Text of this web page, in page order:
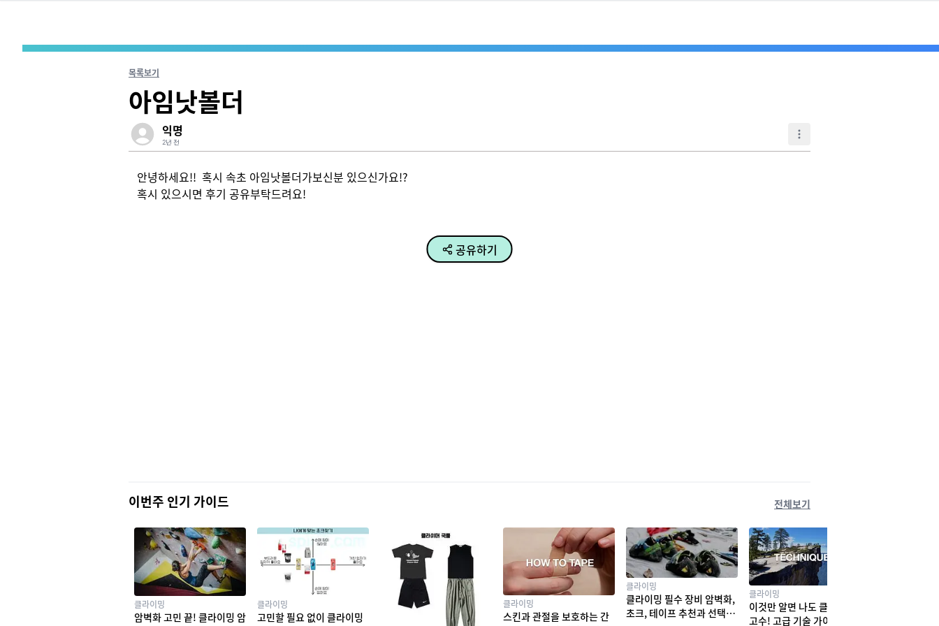
목록보기
아임낫볼더
익명
2년 전
안녕하세요!!  혹시 속초 아임낫볼더가보신분 있으신가요!?
혹시 있으시면 후기 공유부탁드려요!
공유하기
이번주 인기 가이드 전체보기
클라이밍
암벽화 고민 끝! 클라이밍 암
클라이밍
고민할 필요 없이 클라이밍
클라이밍
스킨과 관절을 보호하는 간
클라이밍
클라이밍 필수 장비 암벽화,
초크, 테이프 추천과 선택법
클라이밍
이것만 알면 나도 클라이밍
고수! 고급 기술 가이드